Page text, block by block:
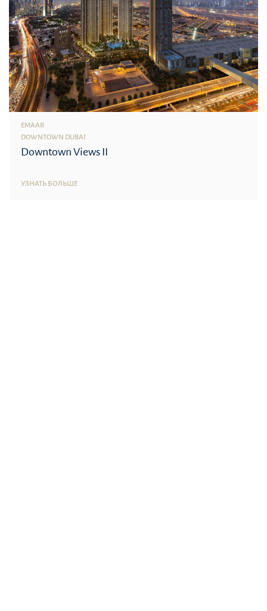
EMAAR
DOWNTOWN DUBAI
Downtown Views II
УЗНАТЬ БОЛЬШЕ